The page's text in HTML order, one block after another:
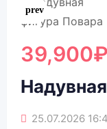
39,900₽
25.07.2026